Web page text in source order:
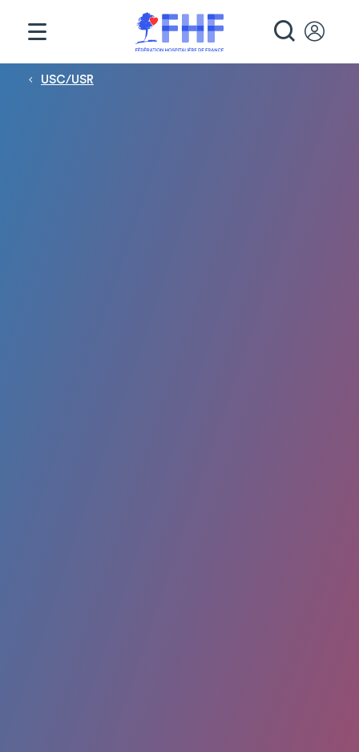
Fil d'Ariane
USC/USR
Panneau de gestion des cookies